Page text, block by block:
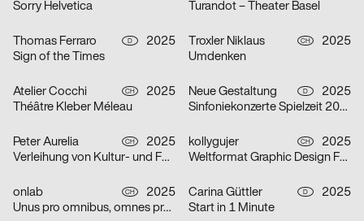
Sorry Helvetica
Turandot – Theater Basel
Thomas Ferraro D
2025
Sign of the Times
Troxler Niklaus CH
2025
Umdenken
Atelier Cocchi CH
2025
Théâtre Kleber Méleau
Neue Gestaltung D
2025
Sinfoniekonzerte Spielzeit 2025/26
Peter Aurelia CH
2025
Verleihung von Kultur- und Förderpreis und Goldener Ehrenmedaille 2025 des Kantons Zürich
kollygujer CH
2025
Weltformat Graphic Design Festival 2025
onlab CH
2025
Unus pro omnibus, omnes pro uno
Carina Güttler D
2025
Start in 1 Minute